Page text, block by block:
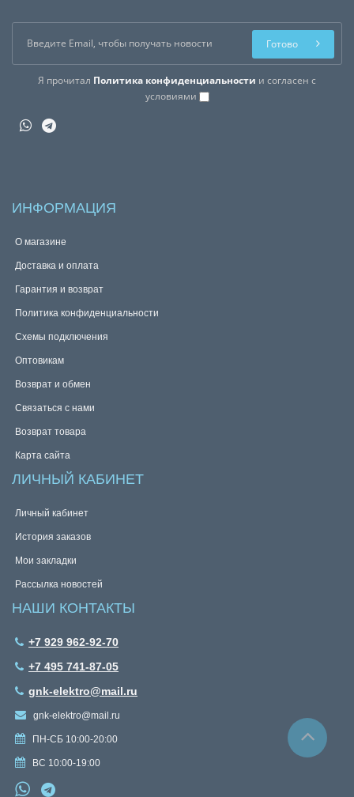
Я прочитал Политика конфиденциальности и согласен с
условиями
Готово
ИНФОРМАЦИЯ
О магазине
Доставка и оплата
Гарантия и возврат
Политика конфиденциальности
Схемы подключения
Оптовикам
Возврат и обмен
Связаться с нами
Возврат товара
Карта сайта
ЛИЧНЫЙ КАБИНЕТ
Личный кабинет
История заказов
Мои закладки
Рассылка новостей
НАШИ КОНТАКТЫ
+7 929 962-92-70
+7 495 741-87-05
gnk-elektro@mail.ru
gnk-elektro@mail.ru
ПН-СБ 10:00-20:00
ВС 10:00-19:00